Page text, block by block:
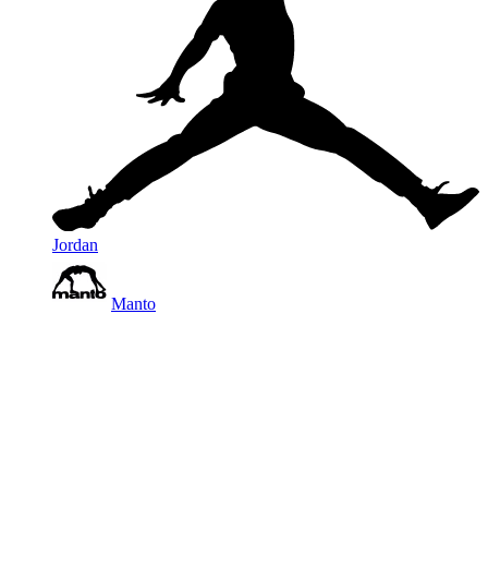
Jordan
Manto